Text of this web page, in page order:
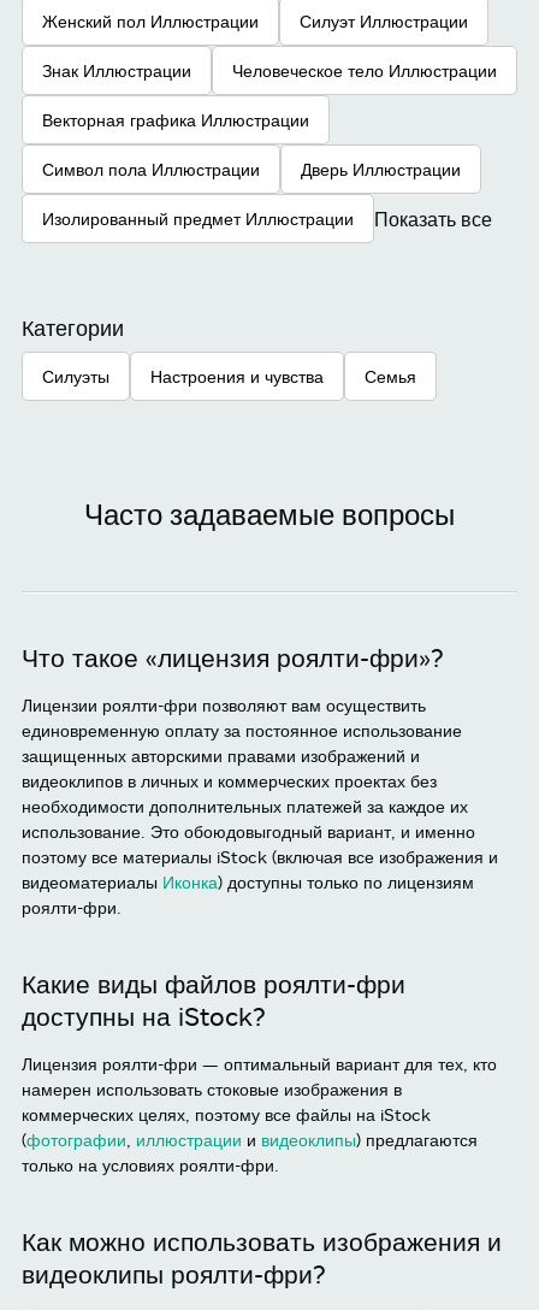
Женский пол Иллюстрации Силуэт Иллюстрации
Знак Иллюстрации Человеческое тело Иллюстрации
Векторная графика Иллюстрации
Символ пола Иллюстрации Дверь Иллюстрации
Изолированный предмет Иллюстрации Показать все
Категории
Силуэты Настроения и чувства Семья
Часто задаваемые вопросы
Что такое «лицензия роялти-фри»?
Лицензии роялти-фри позволяют вам осуществить
единовременную оплату за постоянное использование
защищенных авторскими правами изображений и
видеоклипов в личных и коммерческих проектах без
необходимости дополнительных платежей за каждое их
использование. Это обоюдовыгодный вариант, и именно
поэтому все материалы iStock (включая все изображения и
видеоматериалы Иконка) доступны только по лицензиям
роялти-фри.
Какие виды файлов роялти-фри
доступны на iStock?
Лицензия роялти-фри — оптимальный вариант для тех, кто
намерен использовать стоковые изображения в
коммерческих целях, поэтому все файлы на iStock
(фотографии иллюстрации и видеоклипы) предлагаются
только на условиях роялти-фри.
Как можно использовать изображения и
видеоклипы роялти-фри?